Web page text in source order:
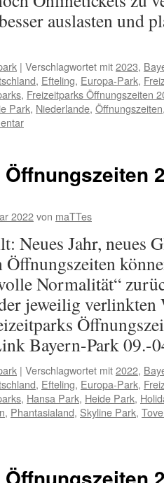
auslasten und
| Verschlagwortet mit2023,
, Efteling, Europa-Park,
, Freizeitparks Öffnungszeiten
Park, Niederlande, Öffnungszeiten
2022von maTTes
Neues Jahr, neues
Öffnungszeiten
Normalität“
jeweilig verlinkten
Bayern-Park
| Verschlagwortet mit2022,
, Efteling, Europa-Park,
, Hansa Park, Heide Park,
, Phantasialand, Skyline Park,